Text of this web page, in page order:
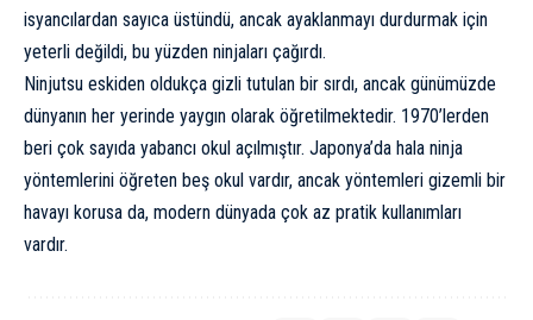
isyancılardan sayıca üstündü, ancak ayaklanmayı durdurmak için
yeterli değildi, bu yüzden ninjaları çağırdı.
Ninjutsu eskiden oldukça gizli tutulan bir sırdı, ancak günümüzde
dünyanın her yerinde yaygın olarak öğretilmektedir. 1970’lerden
beri çok sayıda yabancı okul açılmıştır. Japonya’da hala ninja
yöntemlerini öğreten beş okul vardır, ancak yöntemleri gizemli bir
havayı korusa da, modern dünyada çok az pratik kullanımları
vardır.